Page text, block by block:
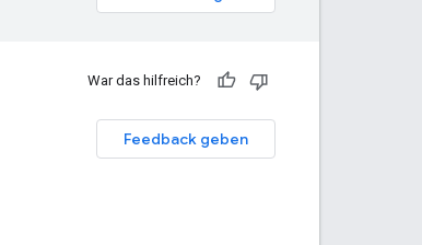
War das hilfreich?
Feedback geben